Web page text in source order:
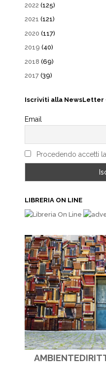
2022 (125)
2021 (121)
2020 (117)
2019 (40)
2018 (69)
2017 (39)
Iscriviti alla NewsLetter
Email
Procedendo accetti
LIBRERIA ON LINE